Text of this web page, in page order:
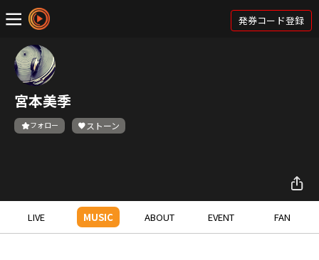
発券コード登録
宮本美季
フォロー ストーン
LIVE MUSIC ABOUT EVENT FAN